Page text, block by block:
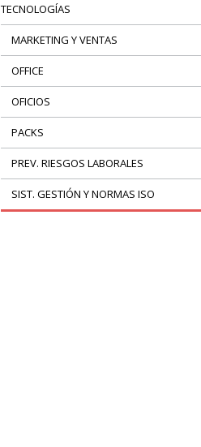
TECNOLOGÍAS
MARKETING Y VENTAS
OFFICE
OFICIOS
PACKS
PREV. RIESGOS LABORALES
SIST. GESTIÓN Y NORMAS ISO